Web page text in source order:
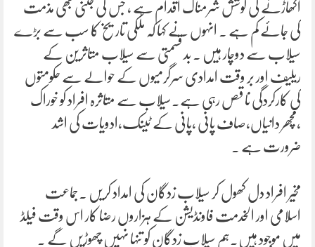
اکھاڑنے کی کوشش شرمناک اقدام ہے ، جس کی جتنی بھی مذمت
کی جائے کم ہے ۔ انہوں نے کہا کہ ملکی تاریخ کا سب سے بڑے
سیلاب سے دوچار ہیں ۔ بد قسمتی سے سیلاب متاثرین کے
ریلیف اور بر وقت امدادی سرگرمیوں کے حوالے سے حکومتوں
کی کارکردگی نا قص رہی ہے۔سیلاب سے متاثرہ افراد کو خوراک
،مچھر دانیاں،صاف پانی ،پانی کے ٹینک،ادویات کی اشد
ضرورت ہے ۔
مخیر افراد دل کھول کر سیلاب زدگان کی امداد کریں ۔جماعت
اسلامی اور الخدمت فاونڈیشن کے ہزاروں رضا کار اس وقت فیلڈ
میں موجود ہیں۔ہم سیلاب زدگان کو تنہا نہیں چھوڑیں گے ۔